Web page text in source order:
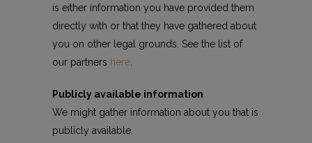
is either information you have provided them
directly with or that they have gathered about
you on other legal grounds. See the list of
our partners here.
Publicly available information
We might gather information about you that is
publicly available.